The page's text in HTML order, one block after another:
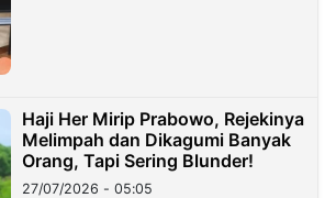
Haji Her Mirip Prabowo, Rejekinya
Melimpah dan Dikagumi Banyak
Orang, Tapi Sering Blunder!
27/07/2026 - 05:05